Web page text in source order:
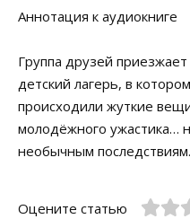
Аннотация к аудиокниге
Группа друзей
детский лагерь, в
происходили жуткие
молодёжного ужастика…
необычным последствиям.
Оцените статью